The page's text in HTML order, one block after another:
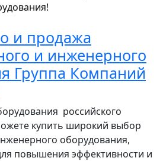
и продажа
и инженерного
Группа Компаний
российского
купить широкий выбор
оборудования,
повышения эффективности и